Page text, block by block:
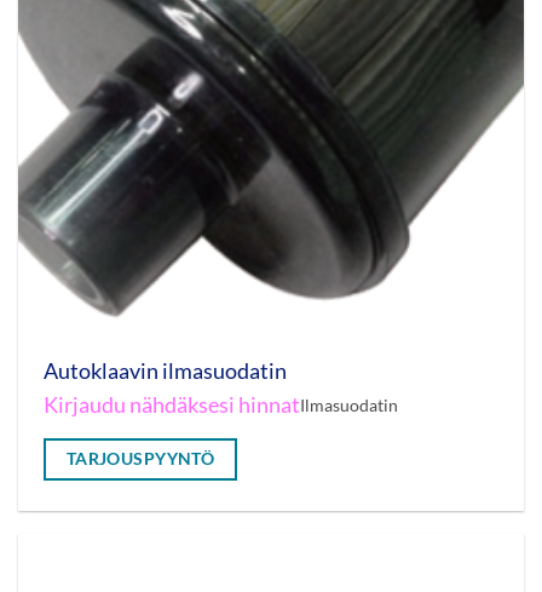
Autoklaavin ilmasuodatin
Kirjaudu nähdäksesi hinnatIlmasuodatin
TARJOUSPYYNTÖ